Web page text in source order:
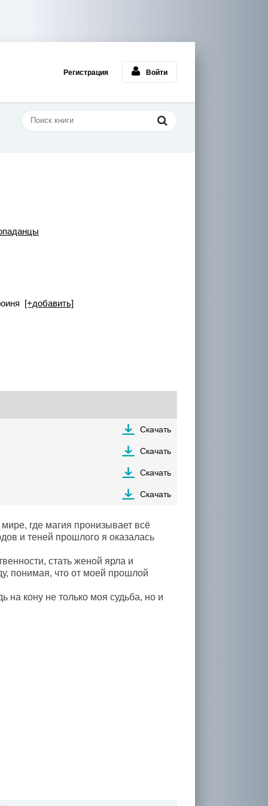
Регистрация Войти
[+добавить]
Скачать
Скачать
Скачать
Скачать
где магия пронизывает всё
и теней прошлого я оказалась
стать женой ярла и
понимая, что от моей прошлой
на кону не только моя судьба, но и